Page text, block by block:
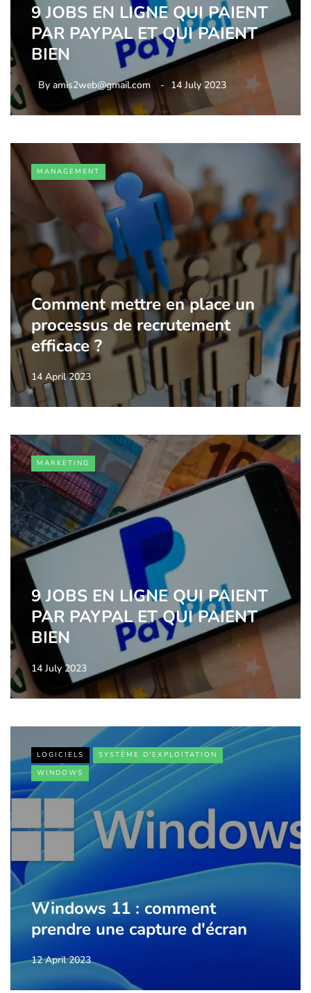
9 JOBS EN LIGNE QUI PAIENT
PAR PAYPAL ET QUI PAIENT
BIEN
By amis2web@gmail.com 14 July 2023
MANAGEMENT
Comment mettre en place un
processus de recrutement
efficace ?
14 April 2023
MARKETING
9 JOBS EN LIGNE QUI PAIENT
PAR PAYPAL ET QUI PAIENT
BIEN
14 July 2023
LOGICIELS
SYSTÈME D'EXPLOITATION
WINDOWS
Windows 11 : comment
prendre une capture d'écran
12 April 2023